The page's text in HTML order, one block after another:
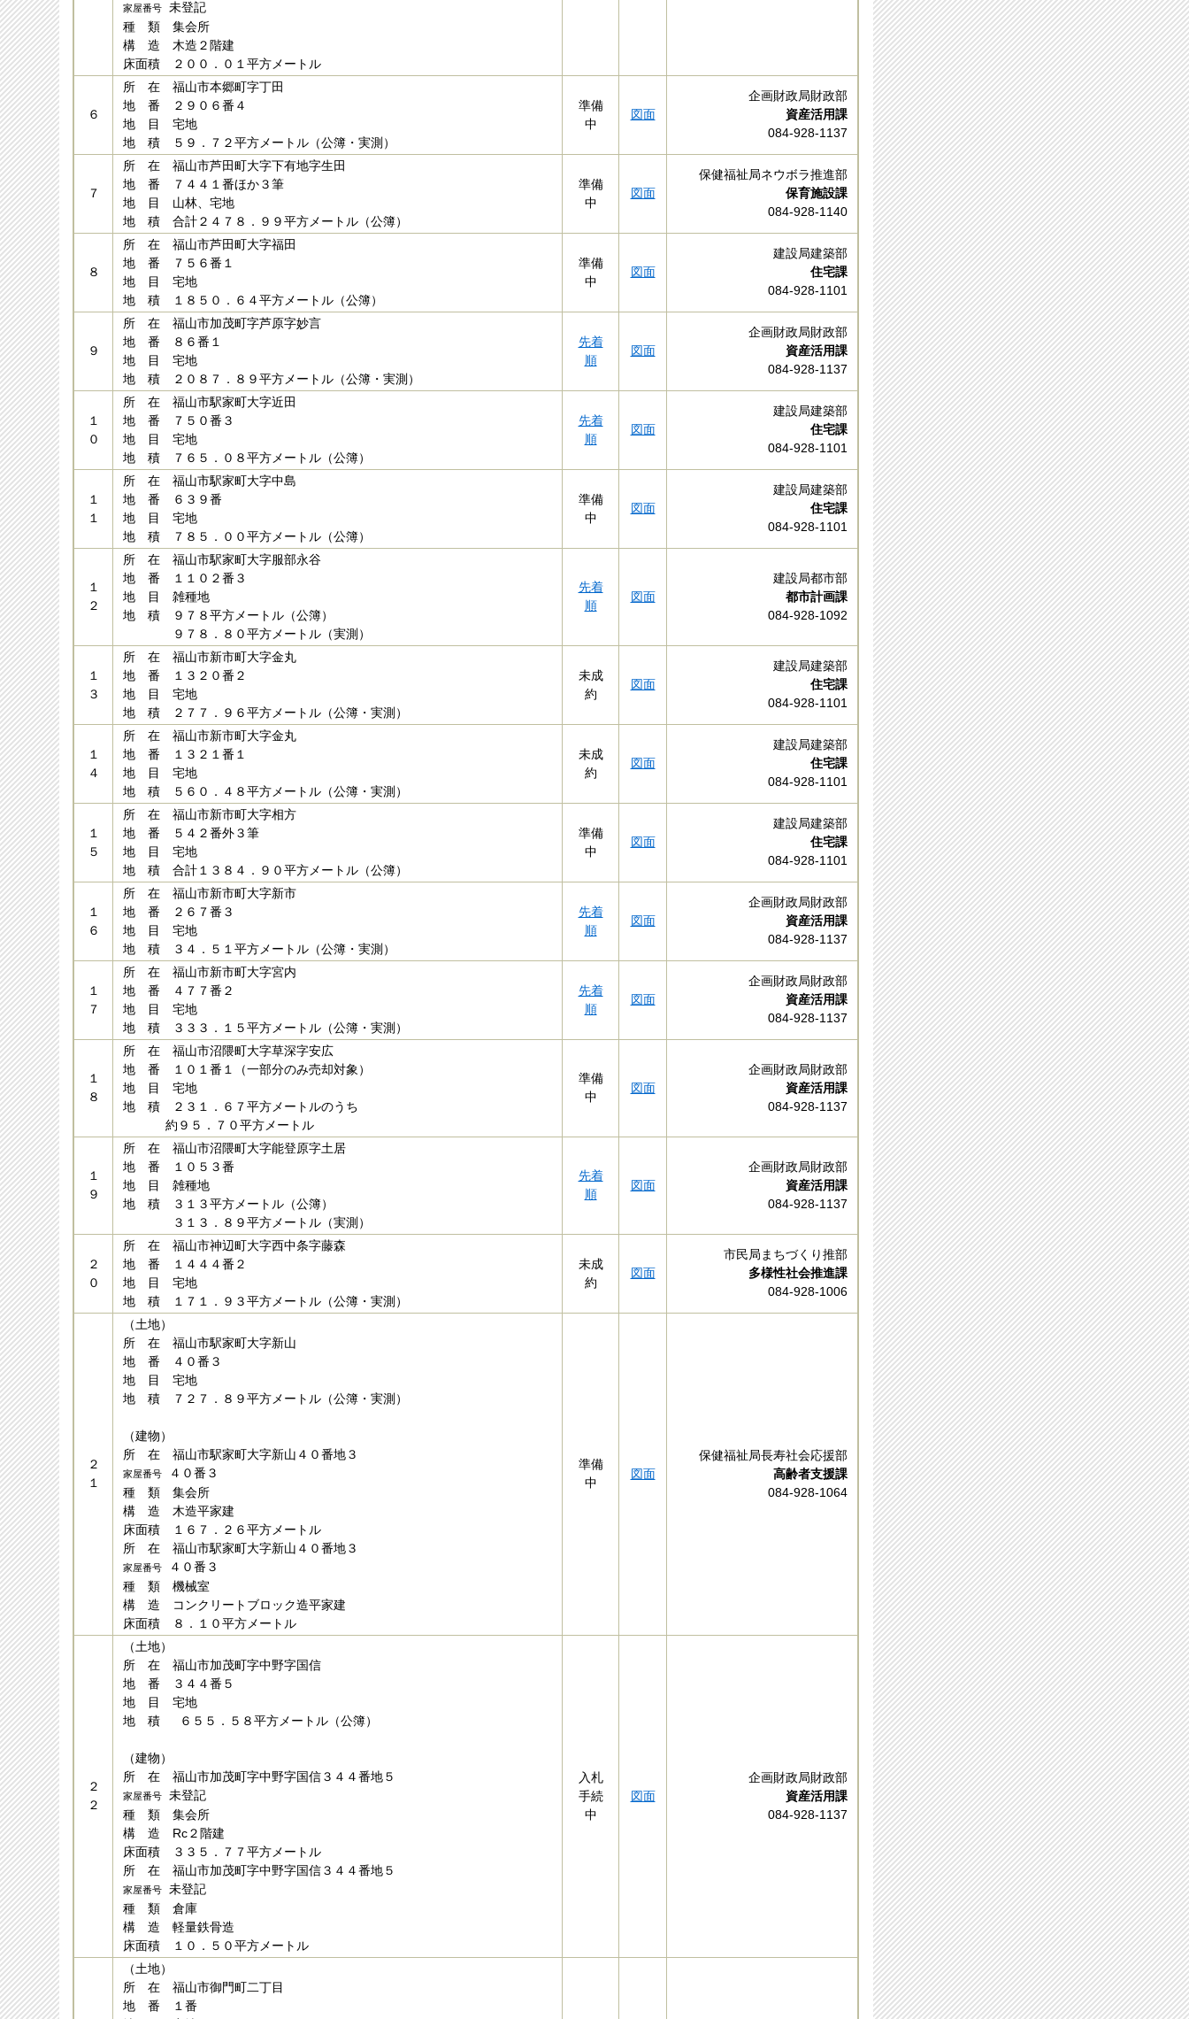
家屋番号未登記
種 類 集会所
構 造 木造２階建
床面積 ２００．０１平方メートル
６
所 在 福山市本郷町字丁田
地 番 ２９０６番４
地 目 宅地
地 積 ５９．７２平方メートル（公簿・実測）
準備
中
図面
企画財政局財政部
資産活用課
084-928-1137
７
所 在 福山市芦田町大字下有地字生田
地 番 ７４４１番ほか３筆
地 目 山林、宅地
地 積 合計２４７８．９９平方メートル（公簿）
準備
中
図面
保健福祉局ネウボラ推進部
保育施設課
084-928-1140
８
所 在 福山市芦田町大字福田
地 番 ７５６番１
地 目 宅地
地 積 １８５０．６４平方メートル（公簿）
準備
中
図面
建設局建築部
住宅課
084-928-1101
９
所 在 福山市加茂町字芦原字妙言
地 番 ８６番１
地 目 宅地
地 積 ２０８７．８９平方メートル（公簿・実測）
先着
順
図面
企画財政局財政部
資産活用課
084-928-1137
１
０
所 在 福山市駅家町大字近田
地 番 ７５０番３
地 目 宅地
地 積 ７６５．０８平方メートル（公簿）
先着
順
図面
建設局建築部
住宅課
084-928-1101
１
１
所 在 福山市駅家町大字中島
地 番 ６３９番
地 目 宅地
地 積 ７８５．００平方メートル（公簿）
準備
中
図面
建設局建築部
住宅課
084-928-1101
１
２
所 在 福山市駅家町大字服部永谷
地 番 １１０２番３
地 目 雑種地
地 積 ９７８平方メートル（公簿）
９７８．８０平方メートル（実測）
先着
順
図面
建設局都市部
都市計画課
084-928-1092
１
３
所 在 福山市新市町大字金丸
地 番 １３２０番２
地 目 宅地
地 積 ２７７．９６平方メートル（公簿・実測）
未成
約
図面
建設局建築部
住宅課
084-928-1101
１
４
所 在 福山市新市町大字金丸
地 番 １３２１番１
地 目 宅地
地 積 ５６０．４８平方メートル（公簿・実測）
未成
約
図面
建設局建築部
住宅課
084-928-1101
１
５
所 在 福山市新市町大字相方
地 番 ５４２番外３筆
地 目 宅地
地 積 合計１３８４．９０平方メートル（公簿）
準備
中
図面
建設局建築部
住宅課
084-928-1101
１
６
所 在 福山市新市町大字新市
地 番 ２６７番３
地 目 宅地
地 積 ３４．５１平方メートル（公簿・実測）
先着
順
図面
企画財政局財政部
資産活用課
084-928-1137
１
７
所 在 福山市新市町大字宮内
地 番 ４７７番２
地 目 宅地
地 積 ３３３．１５平方メートル（公簿・実測）
先着
順
図面
企画財政局財政部
資産活用課
084-928-1137
１
８
所 在 福山市沼隈町大字草深字安広
地 番 １０１番１（一部分のみ売却対象）
地 目 宅地
地 積 ２３１．６７平方メートルのうち
約９５．７０平方メートル
準備
中
図面
企画財政局財政部
資産活用課
084-928-1137
１
９
所 在 福山市沼隈町大字能登原字土居
地 番 １０５３番
地 目 雑種地
地 積 ３１３平方メートル（公簿）
３１３．８９平方メートル（実測）
先着
順
図面
企画財政局財政部
資産活用課
084-928-1137
２
０
所 在 福山市神辺町大字西中条字藤森
地 番 １４４４番２
地 目 宅地
地 積 １７１．９３平方メートル（公簿・実測）
未成
約
図面
市民局まちづくり推部
多様性社会推進課
084-928-1006
２
１
（土地）
所 在 福山市駅家町大字新山
地 番 ４０番３
地 目 宅地
地 積 ７２７．８９平方メートル（公簿・実測）
（建物）
所 在 福山市駅家町大字新山４０番地３
家屋番号４０番３
種 類 集会所
構 造 木造平家建
床面積 １６７．２６平方メートル
所 在 福山市駅家町大字新山４０番地３
家屋番号４０番３
種 類 機械室
構 造 コンクリートブロック造平家建
床面積 ８．１０平方メートル
準備
中
図面
保健福祉局長寿社会応援部
高齢者支援課
084-928-1064
２
２
（土地）
所 在 福山市加茂町字中野字国信
地 番 ３４４番５
地 目 宅地
地 積 ６５５．５８平方メートル（公簿）
（建物）
所 在 福山市加茂町字中野字国信３４４番地５
家屋番号未登記
種 類 集会所
構 造 Rc２階建
床面積 ３３５．７７平方メートル
所 在 福山市加茂町字中野字国信３４４番地５
家屋番号未登記
種 類 倉庫
構 造 軽量鉄骨造
床面積 １０．５０平方メートル
入札
手続
中
図面
企画財政局財政部
資産活用課
084-928-1137
（土地）
所 在 福山市御門町二丁目
地 番 １番